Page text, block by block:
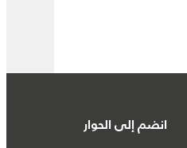
انضم إلى الحوار